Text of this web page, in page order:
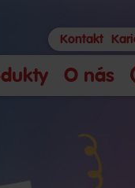
O nás
Kontakt